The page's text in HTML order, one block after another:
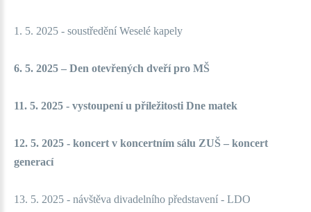
1. 5. 2025 - soustředění Weselé kapely
6. 5. 2025 – Den otevřených dveří pro MŠ
11. 5. 2025 - vystoupení u příležitosti Dne matek
12. 5. 2025 - koncert v koncertním sálu ZUŠ – koncert
generací
13. 5. 2025 - návštěva divadelního představení - LDO